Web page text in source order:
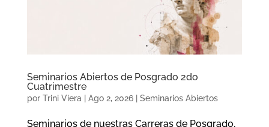
Seminarios Abiertos de Posgrado 2do
Cuatrimestre
por Trini Viera Ago 2, 2026| Seminarios Abiertos
Seminarios de nuestras Carreras de Posgrado,